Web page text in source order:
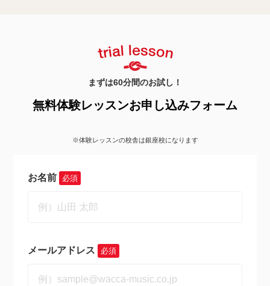
まずは60分間のお試し！
無料体験レッスンお申し込みフォーム
※体験レッスンの校舎は銀座校になります
お名前 必須
メールアドレス 必須